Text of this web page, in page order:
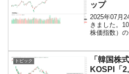
ップ
2025年07月
きました。
株価指数）
『
アップして
び...
トピック
「韓国株
KOSPI「